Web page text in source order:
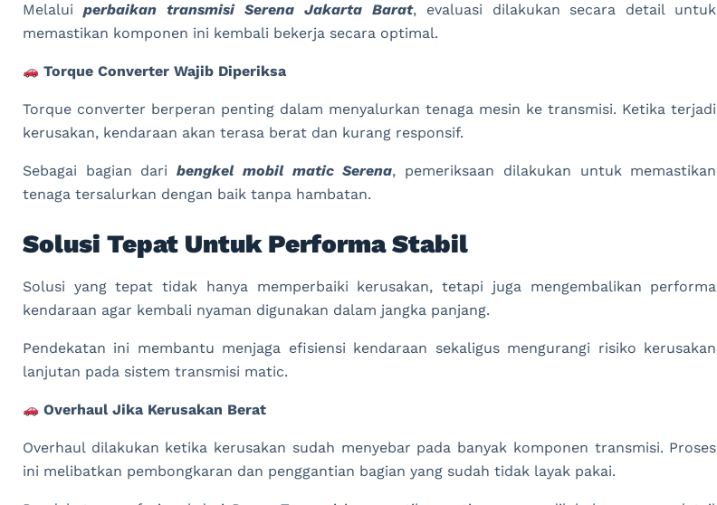
Melalui perbaikan transmisi Serena Jakarta Barat, evaluasi dilakukan secara detail untuk
memastikan komponen ini kembali bekerja secara optimal.
Torque Converter Wajib Diperiksa
Torque converter berperan penting dalam menyalurkan tenaga mesin ke transmisi. Ketika terjadi
kerusakan, kendaraan akan terasa berat dan kurang responsif.
Sebagai bagian daribengkel mobil matic Serena, pemeriksaan dilakukan untuk memastikan
tenaga tersalurkan dengan baik tanpa hambatan.
Solusi Tepat Untuk Performa Stabil
Solusi yang tepat tidak hanya memperbaiki kerusakan, tetapi juga mengembalikan performa
kendaraan agar kembali nyaman digunakan dalam jangka panjang.
Pendekatan ini membantu menjaga efisiensi kendaraan sekaligus mengurangi risiko kerusakan
lanjutan pada sistem transmisi matic.
Overhaul Jika Kerusakan Berat
Overhaul dilakukan ketika kerusakan sudah menyebar pada banyak komponen transmisi. Proses
ini melibatkan pembongkaran dan penggantian bagian yang sudah tidak layak pakai.